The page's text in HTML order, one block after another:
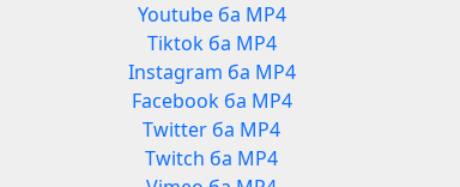
Youtube ба MP4
Tiktok ба MP4
Instagram ба MP4
Facebook ба MP4
Twitter ба MP4
Twitch ба MP4